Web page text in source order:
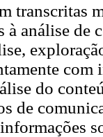
transcritas
à análise de
com
do
de